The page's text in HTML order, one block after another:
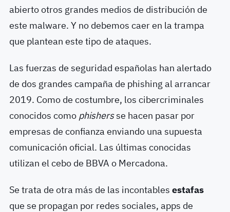
abierto otros grandes medios de distribución de
este malware. Y no debemos caer en la trampa
que plantean este tipo de ataques.
Las fuerzas de seguridad españolas han alertado
de dos grandes campaña de phishing al arrancar
2019. Como de costumbre, los cibercriminales
conocidos como phishersse hacen pasar por
empresas de confianza enviando una supuesta
comunicación oficial. Las últimas conocidas
utilizan el cebo de BBVA o Mercadona.
Se trata de otra más de las incontables estafas
que se propagan por redes sociales, apps de